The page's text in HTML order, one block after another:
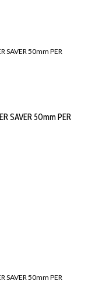
SAVER 50mm PER